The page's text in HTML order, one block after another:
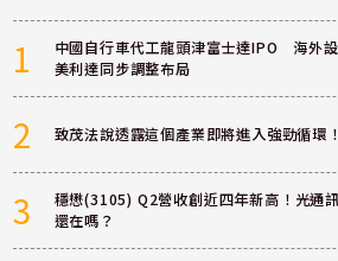
1
中國自行車代工龍頭津富士達IPO 海外
美利達同步調整布局
2 致茂法說透露這個產業即將進入強勁循環！
3
穩懋(3105) Q2營收創近四年新高！光通
還在嗎？